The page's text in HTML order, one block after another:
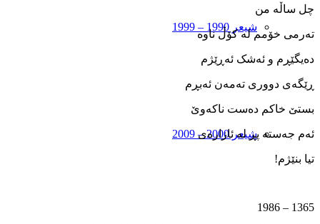
شیعر 1990 – 1999
شیعر 2000 – 2009
چل ساڵه ‌من
ته‌رمی خۆمم له‌ کۆڵ ناوه
ده‌یگێڕم و ئه‌شک ئه‌ڕێژم
ڕێگه‌ی دووری ته‌مه‌ن ئه‌بڕم
بستێ خاکم ده‌ست ناکه‌وێ
ئه‌م جه‌سته ‌پڕ له ‌ئازاره‌ی
تیا بنێژم!
1365 – 1986